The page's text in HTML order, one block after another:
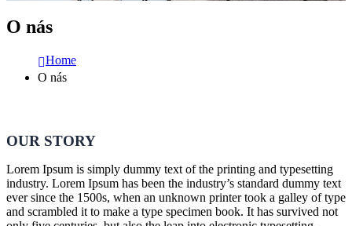
O nás
Home
O nás
OUR STORY
Lorem Ipsum is simply dummy text of the printing and typesetting
industry. Lorem Ipsum has been the industry’s standard dummy text
ever since the 1500s, when an unknown printer took a galley of type
and scrambled it to make a type specimen book. It has survived not